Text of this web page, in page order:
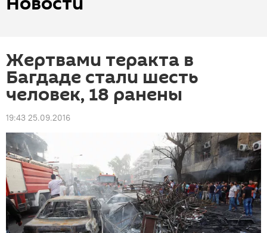
Жертвами теракта в
Багдаде стали шесть
человек, 18 ранены
19:43 25.09.2016